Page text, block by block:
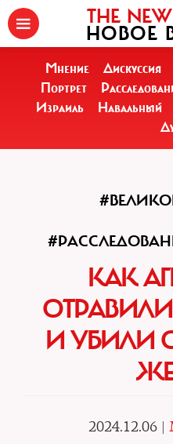
THE
НОВОЕ
Мнение Дискуссия
Портрет
Израиль
Навальный
КАК
И УБИЛИ
2024.12.06 |